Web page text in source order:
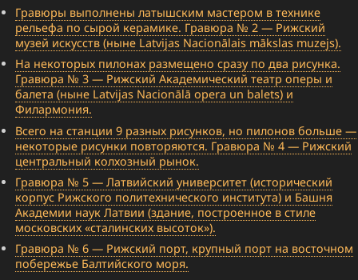
Гравюры выполнены латышским мастером в технике
рельефа по сырой керамике. Гравюра № 2 — Рижский
музей искусств (ныне Latvijas Nacionālais mākslas muzejs).
На некоторых пилонах размещено сразу по два рисунка.
Гравюра № 3 — Рижский Академический театр оперы и
балета (ныне Latvijas Nacionālā opera un balets) и
Филармония.
Всего на станции 9 разных рисунков, но пилонов больше —
некоторые рисунки повторяются. Гравюра № 4 — Рижский
центральный колхозный рынок.
Гравюра № 5 — Латвийский университет (исторический
корпус Рижского политехнического института) и Башня
Академии наук Латвии (здание, построенное в стиле
московских «сталинских высоток»).
Гравюра № 6 — Рижский порт, крупный порт на восточном
побережье Балтийского моря.